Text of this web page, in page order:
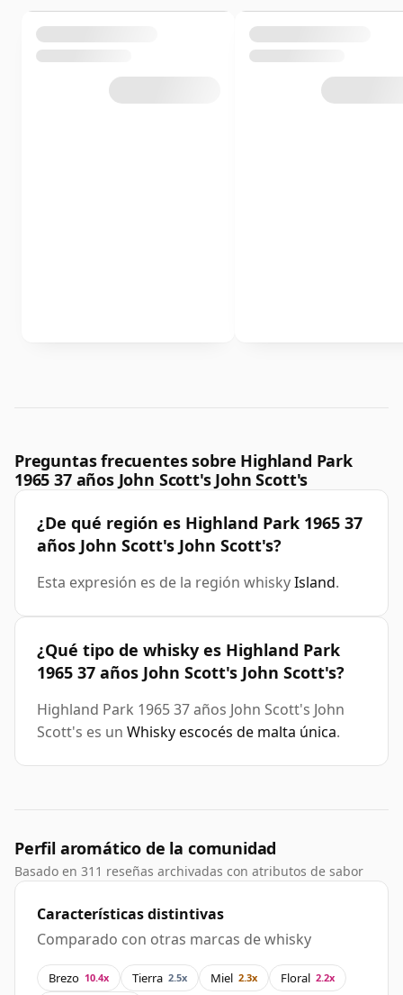
Preguntas frecuentes sobre Highland Park
1965 37 años John Scott's John Scott's
¿De qué región es Highland Park 1965 37
años John Scott's John Scott's?
Esta expresión es de la región whiskyIsland.
¿Qué tipo de whisky es Highland Park
1965 37 años John Scott's John Scott's?
Highland Park 1965 37 años John Scott's John
Scott's es un Whisky escocés de malta única.
Perfil aromático de la comunidad
Basado en 311 reseñas archivadas con atributos de sabor
Características distintivas
Comparado con otras marcas de whisky
Brezo 10.4x Tierra 2.5x Miel 2.3x Floral 2.2x